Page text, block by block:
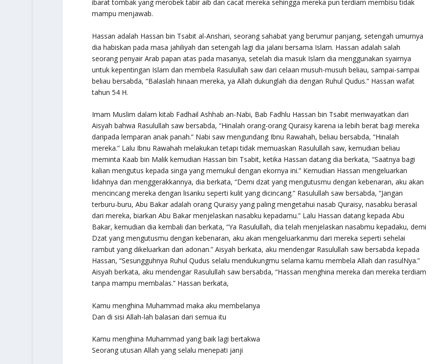
ibarat tombak yang merobek tabir aib dan cacat mereka sehingga mereka pun terdiam membisu tidak
mampu menjawab.
Hassan adalah Hassan bin Tsabit al-Anshari, seorang sahabat yang berumur panjang, setengah umurnya
dia habiskan pada masa jahiliyah dan setengah lagi dia jalani bersama Islam. Hassan adalah salah
seorang penyair Arab papan atas pada masanya, setelah dia masuk Islam dia menggunakan syairnya
untuk kepentingan Islam dan membela Rasulullah saw dari celaan musuh-musuh beliau, sampai-sampai
beliau bersabda, “Balaslah hinaan mereka, ya Allah dukunglah dia dengan Ruhul Qudus.” Hassan wafat
tahun 54 H.
Imam Muslim dalam kitab Fadhail Ashhab an-Nabi, Bab Fadhlu Hassan bin Tsabitmeriwayatkan dari
Aisyah bahwa Rasulullah saw bersabda, “Hinalah orang-orang Quraisy karena ia lebih berat bagi mereka
daripada lemparan anak panah.” Nabi saw mengundang Ibnu Rawahah, beliau bersabda, “Hinalah
mereka.”Lalu Ibnu Rawahah melakukan tetapi tidak memuaskan Rasulullah saw, kemudian beliau
meminta Kaab bin Malik kemudian Hassan bin Tsabit, ketika Hassan datang dia berkata, “Saatnya bagi
kalian mengutus kepada singa yang memukul dengan ekornya ini.” Kemudian Hassan mengeluarkan
lidahnya dan menggerakkannya, dia berkata, “Demi dzat yang mengutusmu dengan kebenaran, aku akan
mencincang mereka dengan lisanku seperti kulit yang dicincang.” Rasulullah saw bersabda, “Jangan
terburu-buru, Abu Bakar adalah orang Quraisy yang paling mengetahui nasab Quraisy, nasabku berasal
dari mereka, biarkan Abu Bakar menjelaskan nasabku kepadamu.” Lalu Hassan datang kepada Abu
Bakar, kemudian dia kembali dan berkata, “Ya Rasulullah, dia telah menjelaskan nasabmu kepadaku, demi
Dzat yang mengutusmu dengan kebenaran, aku akan mengeluarkanmu dari mereka seperti sehelai
rambut yang dikeluarkan dari adonan.” Aisyah berkata, aku mendengar Rasulullah saw bersabda kepada
Hassan, “Sesungguhnya Ruhul Qudus selalu mendukungmu selama kamu membela Allah dan rasulNya.”
Aisyah berkata, aku mendengar Rasulullah saw bersabda, “Hassan menghina mereka dan mereka terdiam
tanpa mampu membalas.”Hassan berkata,
Kamu menghina Muhammad maka aku membelanya
Dan di sisi Allah-lah balasan dari semua itu
Kamu menghina Muhammad yang baik lagi bertakwa
Seorang utusan Allah yang selalu menepati janji